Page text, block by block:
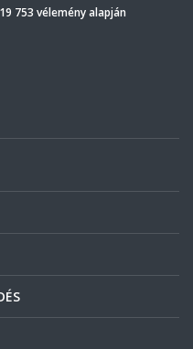
753 vélemény alapján